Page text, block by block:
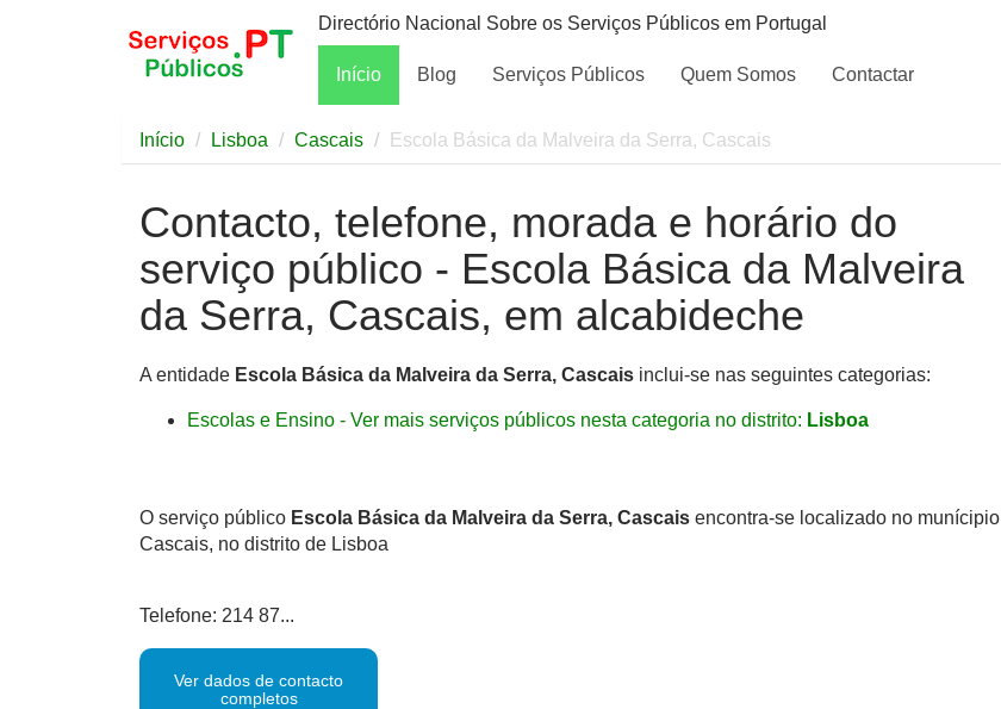
Directório Nacional Sobre os Serviços Públicos em Portugal
Início Blog Serviços Públicos Quem Somos Contactar
Início Lisboa Cascais Escola Básica da Malveira da Serra, Cascais
Contacto, telefone, morada e horário do
serviço público - Escola Básica da Malveira
da Serra, Cascais, em alcabideche
A entidade Escola Básica da Malveira da Serra, Cascais inclui-se nas seguintes categorias:
Escolas e Ensino - Ver mais serviços públicos nesta categoria no distrito: Lisboa
O serviço público Escola Básica da Malveira da Serra, Cascais encontra-se localizado no munícipio
Cascais, no distrito de Lisboa
Telefone: 214 87...
Ver dados de contacto
completos